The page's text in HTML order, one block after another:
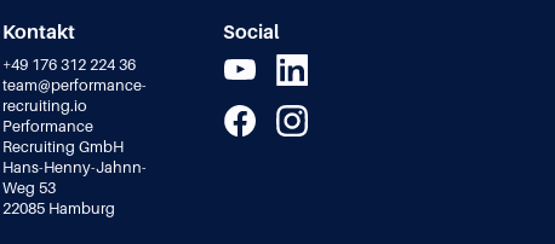
Kontakt
+49 176 312 224 36
team@performance-
recruiting.io
Performance
Recruiting GmbH
Hans-Henny-Jahnn-
Weg 53
22085 Hamburg
Social